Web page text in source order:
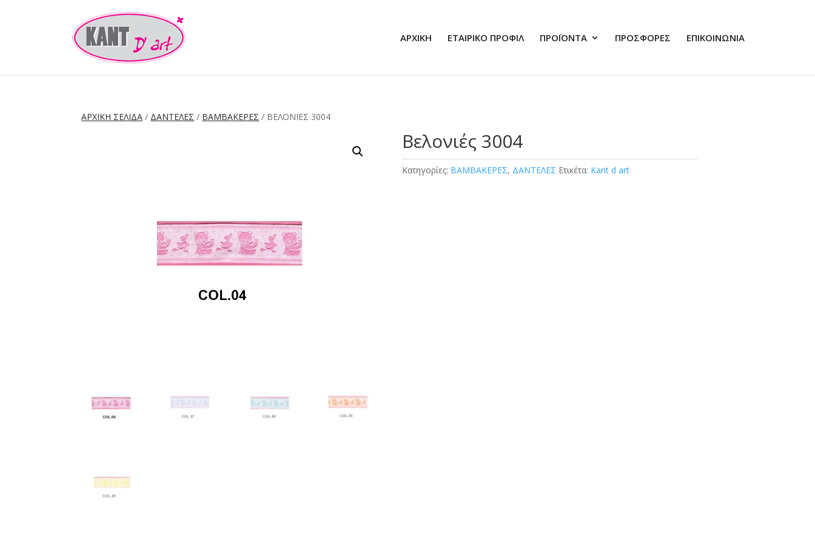
ΑΡΧΙΚΗ ΕΤΑΙΡΙΚΟ ΠΡΟΦΙΛ ΠΡΟΪΟΝΤΑ ΠΡΟΣΦΟΡΕΣ ΕΠΙΚΟΙΝΩΝΙΑ
ΑΡΧΙΚΉ ΣΕΛΊΔΑ / ΔΑΝΤΕΛΕΣ / ΒΑΜΒΑΚΕΡΕΣ / ΒΕΛΟΝΙΈΣ 3004
Βελονιές 3004
Κατηγορίες: ΒΑΜΒΑΚΕΡΕΣ, ΔΑΝΤΕΛΕΣ Ετικέτα: Kant d art